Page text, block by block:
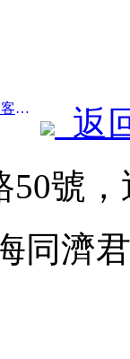
前一篇：中秋國慶長假前四天上海迎客逾1511萬人次，同比增長超兩成
返
50號
同